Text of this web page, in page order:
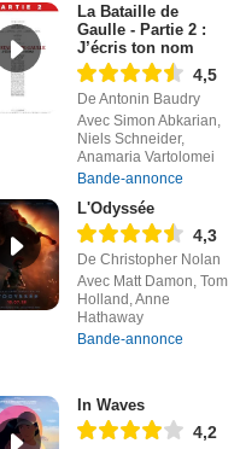
La Bataille de
Gaulle - Partie 2 :
J’écris ton nom
4,5
De Antonin Baudry
Avec Simon Abkarian,
Niels Schneider,
Anamaria Vartolomei
Bande-annonce
L'Odyssée
4,3
De Christopher Nolan
Avec Matt Damon, Tom
Holland, Anne
Hathaway
Bande-annonce
In Waves
4,2